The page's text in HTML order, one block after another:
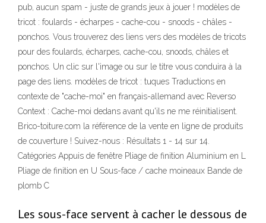
pub, aucun spam - juste de grands jeux à jouer ! modèles de
tricot : foulards - écharpes - cache-cou - snoods - châles -
ponchos. Vous trouverez des liens vers des modèles de tricots
pour des foulards, écharpes, cache-cou, snoods, châles et
ponchos. Un clic sur l'image ou sur le titre vous conduira à la
page des liens. modèles de tricot : tuques Traductions en
contexte de "cache-moi" en français-allemand avec Reverso
Context : Cache-moi dedans avant qu'ils ne me réinitialisent.
Brico-toiture.com la référence de la vente en ligne de produits
de couverture ! Suivez-nous : Résultats 1 - 14 sur 14.
Catégories Appuis de fenêtre Pliage de finition Aluminium en L
Pliage de finition en U Sous-face / cache moineaux Bande de
plomb C
Les sous-face servent à cacher le dessous de